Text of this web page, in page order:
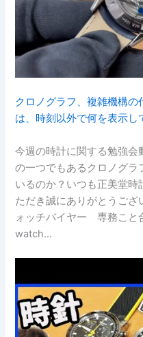
クロノグラフ、複雑機構の
は、時刻以外で何を表示し
今週の時計に関する勉強
の一つでもあるクロノグラ
いるのか？いつも正美堂
ただき誠にありがとうご
ォッチバイヤー 専務こと
watch…